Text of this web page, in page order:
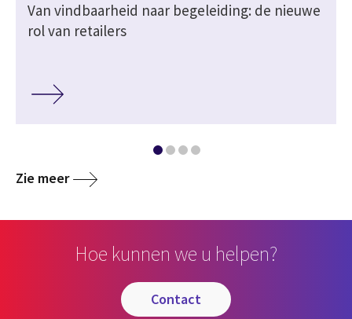
Van vindbaarheid naar begeleiding: de nieuwe
rol van retailers
Zie meer
Hoe kunnen we u helpen?
contact